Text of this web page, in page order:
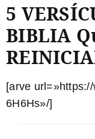
5
BIBLIA
[arve
6H6Hs»/]